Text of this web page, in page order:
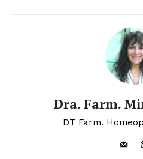
Dra. Farm.
DT Farm.